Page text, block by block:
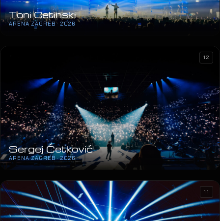
Toni Cetinski
ARENA ZAGREB · 2026
Sergej Ćetković
ARENA ZAGREB · 2026
12
11